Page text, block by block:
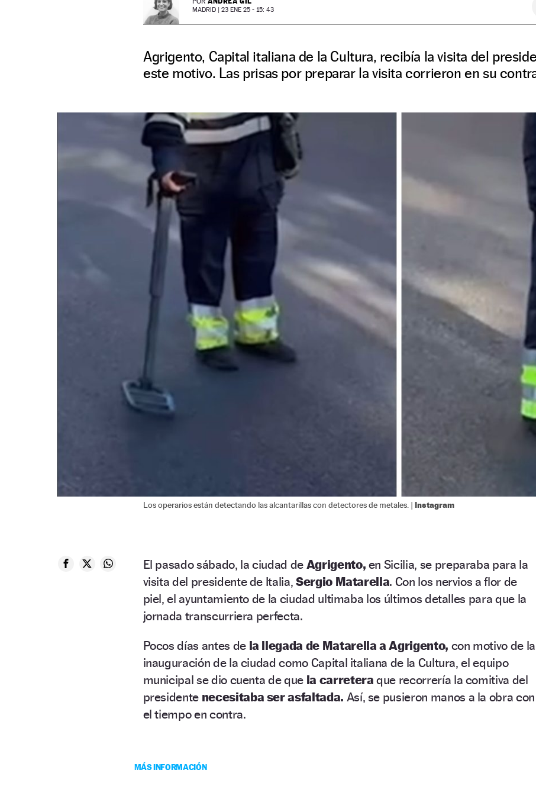
MADRID | 23 ENE 25 - 15: 43
Agrigento, Capital italiana de la Cultura, recibía la visita del
este motivo. Las prisas por preparar la visita corrieron en su
Los operarios están detectando las alcantarillas con detectores de metales. | Instagram
El pasado sábado, la ciudad de Agrigento, en Sicilia, se preparaba para la
visita del presidente de Italia, Sergio Matarella. Con los nervios a flor de
piel, el ayuntamiento de la ciudad ultimaba los últimos detalles para que la
jornada transcurriera perfecta.
Pocos días antes dela llegada de Matarella a Agrigento, con motivo de la
inauguración de la ciudad como Capital italiana de la Cultura, el equipo
municipal se dio cuenta de que la carreteraque recorrería la comitiva del
presidente necesitaba ser asfaltada. Así, se pusieron manos a la obra con
el tiempo en contra.
MÁS INFORMACIÓN